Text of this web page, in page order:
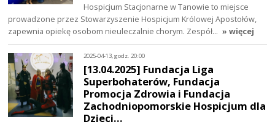
Hospicjum Stacjonarne w Tanowie to miejsce
prowadzone przez Stowarzyszenie Hospicjum Królowej Apostołów,
zapewnia opiekę osobom nieuleczalnie chorym. Zespół… » więcej
2025-04-13, godz. 20:00
[13.04.2025] Fundacja Liga
Superbohaterów, Fundacja
Promocja Zdrowia i Fundacja
Zachodniopomorskie Hospicjum dla
Dzieci…